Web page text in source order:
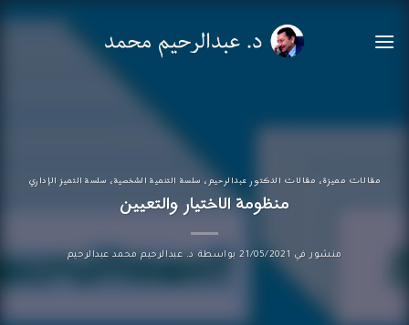
للمحتوى
مقالات مميزة، مقالات الدكتور عبدالرحيم، سلسة التنمية الشخصية، سلسة التميز الإداري
منظومة الاختيار والتعيين
منشور في 21/05/2021 بواسطة د. عبدالرحيم محمد عبدالرحيم